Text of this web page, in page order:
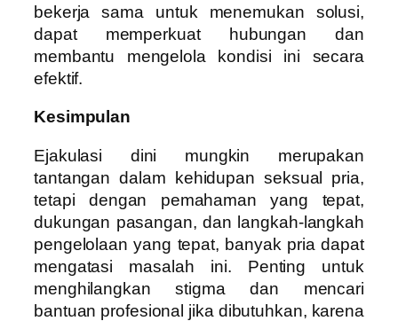
bekerja sama untuk menemukan solusi,
dapat memperkuat hubungan dan
membantu mengelola kondisi ini secara
efektif.
Kesimpulan
Ejakulasi dini mungkin merupakan
tantangan dalam kehidupan seksual pria,
tetapi dengan pemahaman yang tepat,
dukungan pasangan, dan langkah-langkah
pengelolaan yang tepat, banyak pria dapat
mengatasi masalah ini. Penting untuk
menghilangkan stigma dan mencari
bantuan profesional jika dibutuhkan, karena